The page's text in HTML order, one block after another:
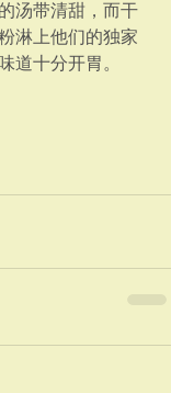
汤带清甜，而干
淋上他们的独家
道十分开胃。